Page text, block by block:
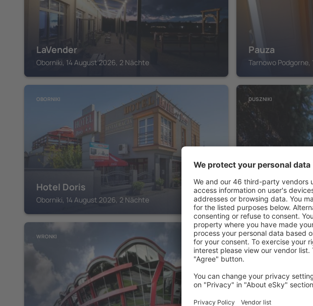
LaVender
Oborniki, 14 August 2026, 2 Nächte
Pauza
Tarnowo
OBORNIKI
Hotel Doris
Oborniki, 14 August 2026, 2 Nächte
DUSZNIKI
Rooms noclegi
Duszniki, 14
WRONKI